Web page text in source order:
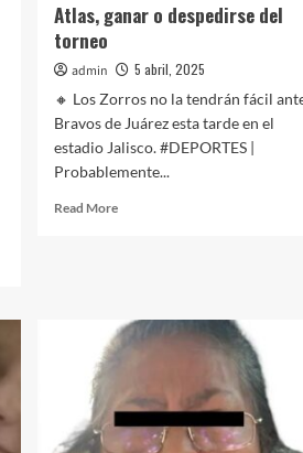
Atlas, ganar o despedirse del
torneo
admin
5 abril, 2025
🔸 Los Zorros no la tendrán fácil
Bravos de Juárez esta tarde en el
estadio Jalisco. #DEPORTES |
Probablemente...
Read MoreRead
despedirse
del